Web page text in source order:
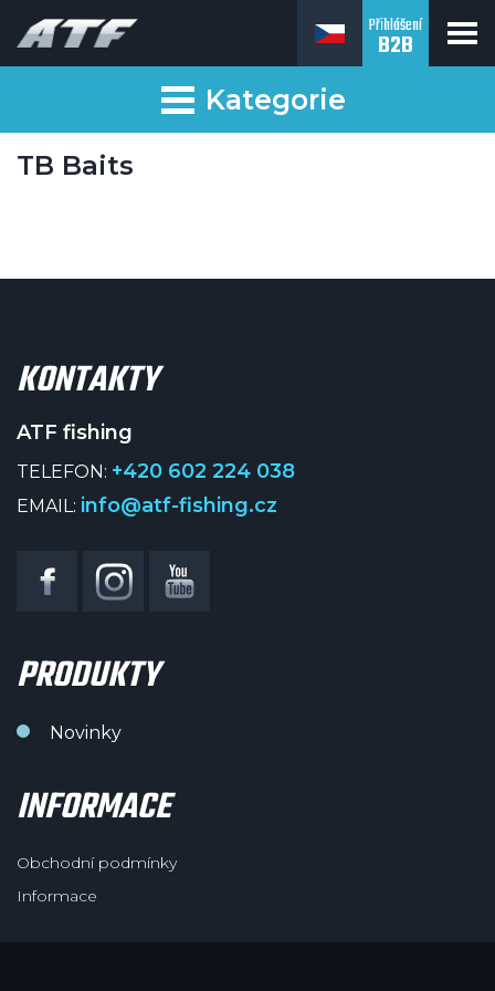
Přihlášení
B2B
Kategorie
TB Baits
KONTAKTY
ATF fishing
TELEFON: +420 602 224 038
EMAIL: info@atf-fishing.cz
PRODUKTY
Novinky
INFORMACE
Obchodní podmínky
Informace